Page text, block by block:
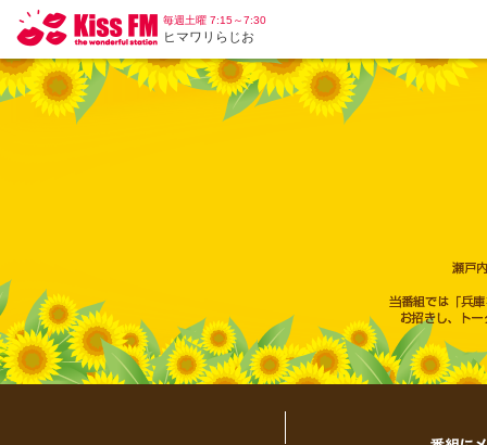
毎週土曜 7:15～7:30
ヒマワリらじお